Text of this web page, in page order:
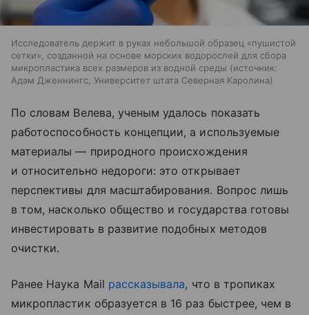
Исследователь держит в руках небольшой образец «пушистой
сетки», созданной на основе морских водорослей для сбора
микропластика всех размеров из водной среды
источник:
Адам Дженнингс, Университет штата Северная Каролина
По словам Велева, ученым удалось показать
работоспособность концепции, а используемые
материалы — природного происхождения
и относительно недороги: это открывает
перспективы для масштабирования. Вопрос лишь
в том, насколько общество и государства готовы
инвестировать в развитие подобных методов
очистки.
Ранее Наука Mail рассказывала, что в тропиках
микропластик образуется в 16 раз быстрее, чем в